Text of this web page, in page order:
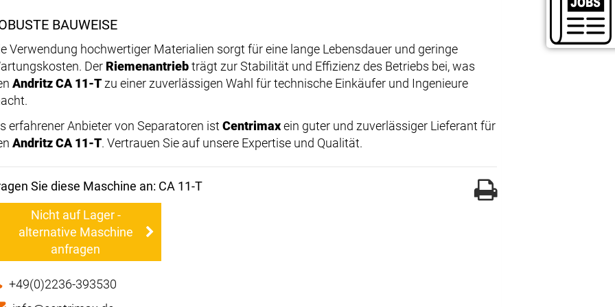
BAUWEISE
Verwendung hochwertiger Materialien sorgt für eine lange Lebensdauer und geringe
Der Riemenantriebträgt zur Stabilität und Effizienz des Betriebs bei, was
Andritz CA 11-Tzu einer zuverlässigen Wahl für technische Einkäufer und Ingenieure
erfahrener Anbieter von Separatoren istCentrimaxein guter und zuverlässiger Lieferant für
Andritz CA 11-T. Vertrauen Sie auf unsere Expertise und Qualität.
Sie diese Maschine an: CA 11-T
Nicht auf Lager -
alternative Maschine
anfragen
+49(0)2236-393530